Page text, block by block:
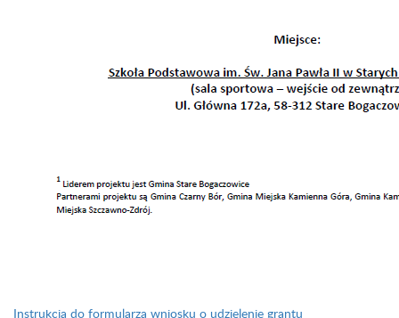
Instrukcja do formularza wniosku o udzielenie grantu